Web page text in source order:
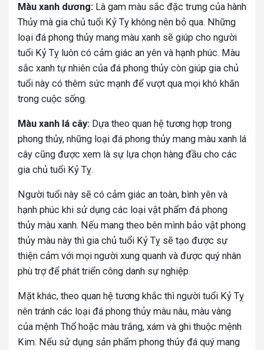
Màu xanh dương: Là gam màu sắc đặc trưng của hành
Thủy mà gia chủ tuổi Kỷ Tỵ không nên bỏ qua. Những
loại đá phong thủy mang màu xanh sẽ giúp cho người
tuổi Kỷ Tỵ luôn có cảm giác an yên và hạnh phúc. Màu
sắc xanh tự nhiên của đá phong thủy còn giúp gia chủ
tuổi này có thêm sức mạnh để vượt qua mọi khó khăn
trong cuộc sống.
Màu xanh lá cây: Dựa theo quan hệ tương hợp trong
phong thủy, những loại đá phong thủy mang màu xanh lá
cây cũng được xem là sự lựa chọn hàng đầu cho các
gia chủ tuổi Kỷ Tỵ.
Người tuổi này sẽ có cảm giác an toàn, bình yên và
hạnh phúc khi sử dụng các loại vật phẩm đá phong
thủy màu xanh. Nếu mang theo bên mình bảo vật phong
thủy màu này thì gia chủ tuổi Kỷ Tỵ sẽ tạo được sự
thiện cảm với mọi người xung quanh và được quý nhân
phù trợ để phát triển công danh sự nghiệp.
Mặt khác, theo quan hệ tương khắc thì người tuổi Kỷ Tỵ
nên tránh các loại đá phong thủy màu nâu, màu vàng
của mệnh Thổ hoặc màu trắng, xám và ghi thuộc mệnh
Kim. Nếu sử dụng sản phẩm phong thủy đá quý mang